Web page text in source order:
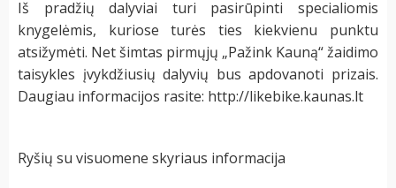
Iš pradžių dalyviai turi pasirūpinti specialiomis
knygelėmis, kuriose turės ties kiekvienu punktu
atsižymėti. Net šimtas pirmųjų „Pažink Kauną“ žaidimo
taisykles įvykdžiusių dalyvių bus apdovanoti prizais.
Daugiau informacijos rasite: http://likebike.kaunas.lt
Ryšių su visuomene skyriaus informacija